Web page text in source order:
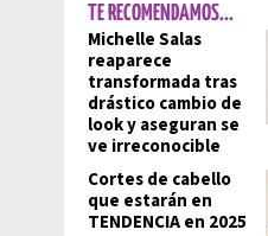
TE RECOMENDAMOS...
Michelle Salas
reaparece
transformada tras
drástico cambio de
look y aseguran se
ve irreconocible
Cortes de cabello
que estarán en
TENDENCIA en 2025